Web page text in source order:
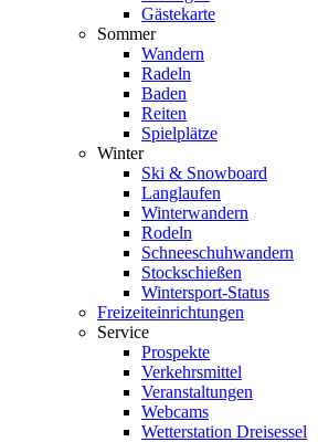
Gästekarte
Sommer
Wandern
Radeln
Baden
Reiten
Spielplätze
Winter
Ski & Snowboard
Langlaufen
Winterwandern
Rodeln
Schneeschuhwandern
Stockschießen
Wintersport-Status
Freizeit­einrichtungen
Service
Prospekte
Verkehrsmittel
Veranstaltungen
Webcams
Wetterstation Dreisessel